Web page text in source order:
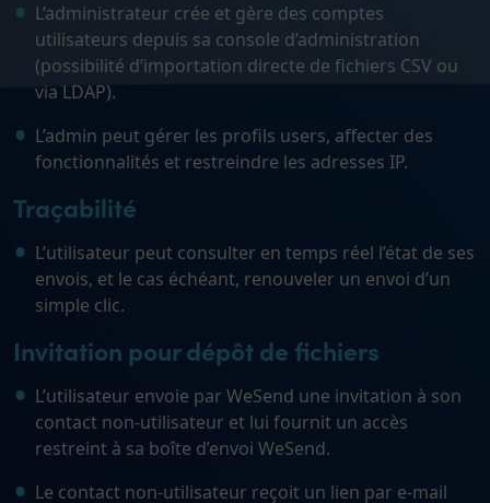
L’administrateur crée et gère des comptes
utilisateurs depuis sa console d’administration
(possibilité d’importation directe de fichiers CSV ou
via LDAP).
L’admin peut gérer les profils users, affecter des
fonctionnalités et restreindre les adresses IP.
Traçabilité
L’utilisateur peut consulter en temps réel l’état de ses
envois, et le cas échéant, renouveler un envoi d’un
simple clic.
Invitation pour dépôt de fichiers
L’utilisateur envoie par WeSend une invitation à son
contact non-utilisateur et lui fournit un accès
restreint à sa boîte d’envoi WeSend.
Le contact non-utilisateur reçoit un lien par e-mail